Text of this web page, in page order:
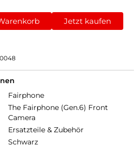
Jetzt kaufen
Fairphone
The Fairphone (Gen.6) Front
Camera
Ersatzteile & Zubehör
Schwarz